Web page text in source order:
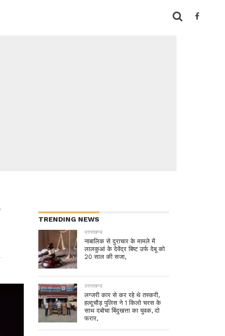
TRENDING NEWS
उत्तराखण्ड
नाबालिक से दुराचार के मामले में
लालकुआं के देवेंद्र बिष्ट उर्फ देबू को
20 साल की सजा,
उत्तराखण्ड
लग्जरी कार से कर रहे थे तस्करी,
हल्दूचौड़ पुलिस ने 1 किलो चरस के
साथ दबोचा बिंदुखत्ता का युवक, दो
फरार,